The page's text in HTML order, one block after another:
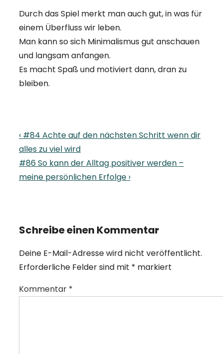
Durch das Spiel merkt man auch gut, in was für
einem Überfluss wir leben.
Man kann so sich Minimalismus gut anschauen
und langsam anfangen.
Es macht Spaß und motiviert dann, dran zu
bleiben.
Beitragsnavigation
Previous
Post
is
‹ #84 Achte auf den nächsten Schritt wenn dir
alles zu viel wird
Next
Post
#86 So kann der Alltag positiver werden –
meine persönlichen Erfolge ›
Schreibe einen Kommentar
Deine E-Mail-Adresse wird nicht veröffentlicht.
Erforderliche Felder sind mit * markiert
Kommentar *